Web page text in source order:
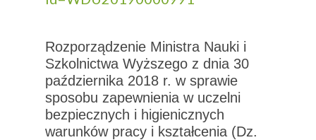
Rozporządzenie Ministra Nauki i
Szkolnictwa Wyższego z dnia 30
października 2018 r. w sprawie
sposobu zapewnienia w uczelni
bezpiecznych i higienicznych
warunków pracy i kształcenia (Dz.